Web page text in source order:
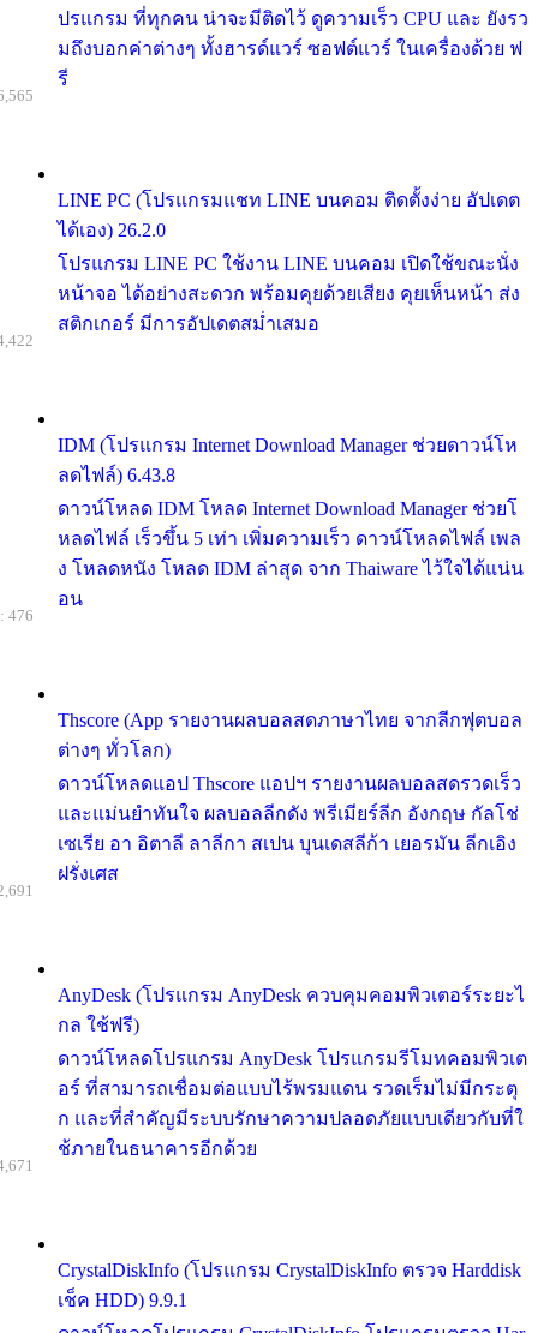
ปรแกรม ที่ทุกคน น่าจะมีติดไว้ ดูความเร็ว CPU และ ยังรว
มถึงบอกค่าต่างๆ ทั้งฮารด์แวร์ ซอฟต์แวร์ ในเครื่องด้วย ฟ
รี
LINE PC (โปรแกรมแชท LINE บนคอม ติดตั้งง่าย อัปเดต
ได้เอง) 26.2.0
โปรแกรม LINE PC ใช้งาน LINE บนคอม เปิดใช้ขณะนั่ง
หน้าจอ ได้อย่างสะดวก พร้อมคุยด้วยเสียง คุยเห็นหน้า ส่ง
สติกเกอร์ มีการอัปเดตสม่ำเสมอ
IDM (โปรแกรม Internet Download Manager ช่วยดาวน์โห
ลดไฟล์) 6.43.8
ดาวน์โหลด IDM โหลด Internet Download Manager ช่วยโ
หลดไฟล์ เร็วขึ้น 5 เท่า เพิ่มความเร็ว ดาวน์โหลดไฟล์ เพล
ง โหลดหนัง โหลด IDM ล่าสุด จาก Thaiware ไว้ใจได้แน่น
อน
Thscore (App รายงานผลบอลสดภาษาไทย จากลีกฟุตบอล
ต่างๆ ทั่วโลก)
ดาวน์โหลดแอป Thscore แอปฯ รายงานผลบอลสดรวดเร็ว
และแม่นยำทันใจ ผลบอลลีกดัง พรีเมียร์ลีก อังกฤษ กัลโช่
เซเรีย อา อิตาลี ลาลีกา สเปน บุนเดสลีก้า เยอรมัน ลีกเอิง
ฝรั่งเศส
476
AnyDesk (โปรแกรม AnyDesk ควบคุมคอมพิวเตอร์ระยะไ
กล ใช้ฟรี)
ดาวน์โหลดโปรแกรม AnyDesk โปรแกรมรีโมทคอมพิวเต
อร์ ที่สามารถเชื่อมต่อแบบไร้พรมแดน รวดเร็มไม่มีกระตุ
ก และที่สำคัญมีระบบรักษาความปลอดภัยแบบเดียวกับที่ใ
ช้ภายในธนาคารอีกด้วย
CrystalDiskInfo (โปรแกรม CrystalDiskInfo ตรวจ Harddisk
เช็ค HDD) 9.9.1